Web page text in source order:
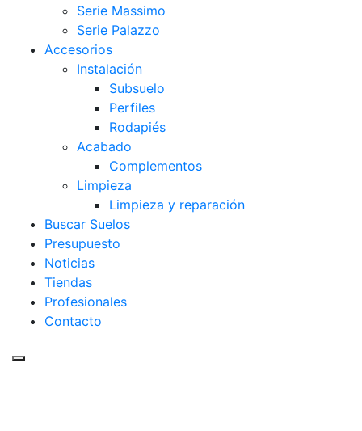
Serie Massimo
Serie Palazzo
Accesorios
Instalación
Subsuelo
Perfiles
Rodapiés
Acabado
Complementos
Limpieza
Limpieza y reparación
Buscar Suelos
Presupuesto
Noticias
Tiendas
Profesionales
Contacto